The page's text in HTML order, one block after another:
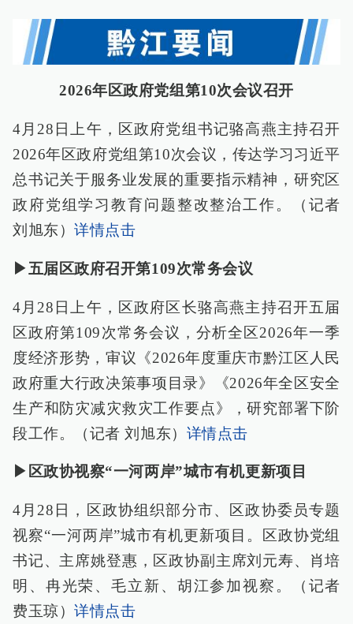
2026年区政府党组第10次会议召开
4月28日上午，区政府党组书记骆高燕主持召开
2026年区政府党组第10次会议，传达学习习近平
总书记关于服务业发展的重要指示精神，研究区
政府党组学习教育问题整改整治工作。（记者
刘旭东）详情点击
▶五届区政府召开第109次常务会议
4月28日上午，区政府区长骆高燕主持召开五届
区政府第109次常务会议，分析全区2026年一季
度经济形势，审议《2026年度重庆市黔江区人民
政府重大行政决策事项目录》《2026年全区安全
生产和防灾减灾救灾工作要点》，研究部署下阶
段工作。（记者 刘旭东） 详情点击
▶区政协视察“一河两岸”城市有机更新项目
4月28日，区政协组织部分市、区政协委员专题
视察“一河两岸”城市有机更新项目。区政协党组
书记、主席姚登惠，区政协副主席刘元寿、肖培
明、冉光荣、毛立新、胡江参加视察。（记者
费玉琼）详情点击